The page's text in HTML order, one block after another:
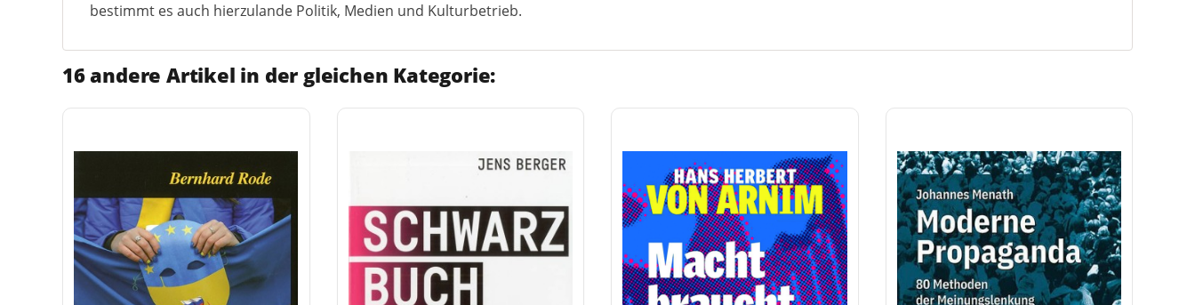
bestimmt es auch hierzulande Politik, Medien und Kulturbetrieb.
16 andere Artikel in der gleichen Kategorie: